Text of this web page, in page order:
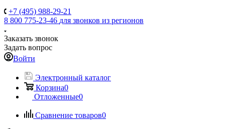
+7 (495) 988-29-21
8 800 775-23-46 для звонков из регионов
Заказать звонок
Задать вопрос
Войти
Электронный каталог
Корзина0
Отложенные0
Сравнение товаров0